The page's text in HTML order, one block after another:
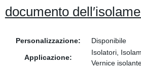
documento
Personalizzazione: Disponibile
Applicazione:
Isolatori,
Vernice